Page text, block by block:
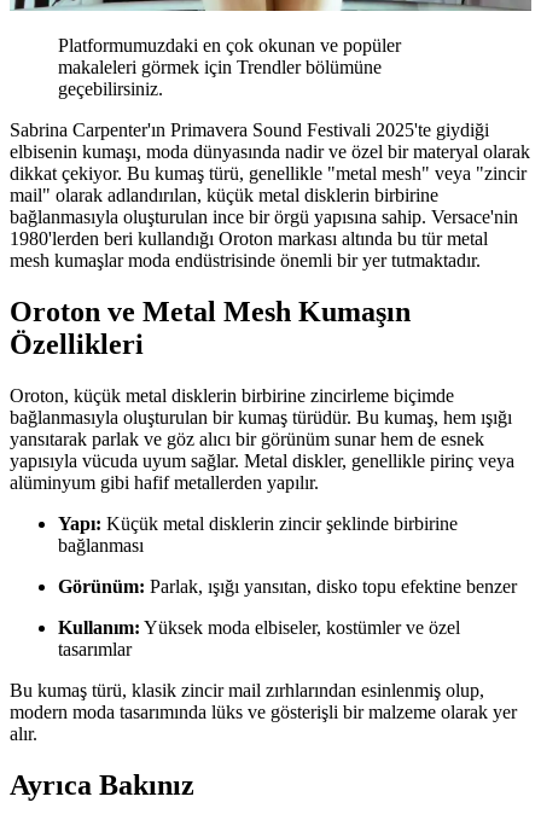
Platformumuzdaki en çok okunan ve popüler
makaleleri görmek için Trendler bölümüne
geçebilirsiniz.
Sabrina Carpenter'ın Primavera Sound Festivali 2025'te giydiği
elbisenin kumaşı, moda dünyasında nadir ve özel bir materyal olarak
dikkat çekiyor. Bu kumaş türü, genellikle "metal mesh" veya "zincir
mail" olarak adlandırılan, küçük metal disklerin birbirine
bağlanmasıyla oluşturulan ince bir örgü yapısına sahip. Versace'nin
1980'lerden beri kullandığı Oroton markası altında bu tür metal
mesh kumaşlar moda endüstrisinde önemli bir yer tutmaktadır.
Oroton ve Metal Mesh Kumaşın
Özellikleri
Oroton, küçük metal disklerin birbirine zincirleme biçimde
bağlanmasıyla oluşturulan bir kumaş türüdür. Bu kumaş, hem ışığı
yansıtarak parlak ve göz alıcı bir görünüm sunar hem de esnek
yapısıyla vücuda uyum sağlar. Metal diskler, genellikle pirinç veya
alüminyum gibi hafif metallerden yapılır.
Yapı: Küçük metal disklerin zincir şeklinde birbirine
bağlanması
Görünüm: Parlak, ışığı yansıtan, disko topu efektine benzer
Kullanım: Yüksek moda elbiseler, kostümler ve özel
tasarımlar
Bu kumaş türü, klasik zincir mail zırhlarından esinlenmiş olup,
modern moda tasarımında lüks ve gösterişli bir malzeme olarak yer
alır.
Ayrıca Bakınız